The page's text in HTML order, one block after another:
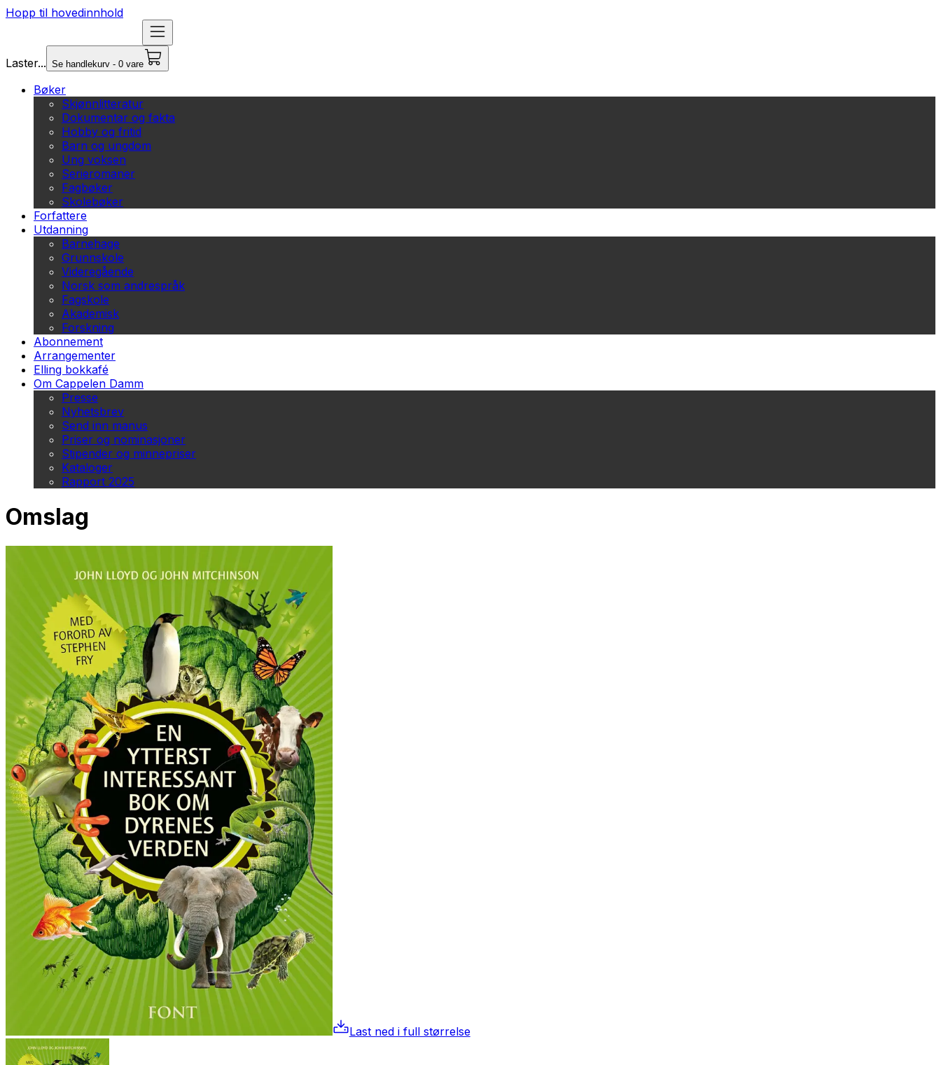
Hopp til hovedinnhold
Laster... Se handlekurv - 0 vare
Bøker
Skjønnlitteratur
Dokumentar og fakta
Hobby og fritid
Barn og ungdom
Ung voksen
Serieromaner
Fagbøker
Skolebøker
Forfattere
Utdanning
Barnehage
Grunnskole
Videregående
Norsk som andrespråk
Fagskole
Akademisk
Forskning
Abonnement
Arrangementer
Elling bokkafé
Om Cappelen Damm
Presse
Nyhetsbrev
Send inn manus
Priser og nominasjoner
Stipender og minnepriser
Kataloger
Rapport 2025
Omslag
Last ned i full størrelse